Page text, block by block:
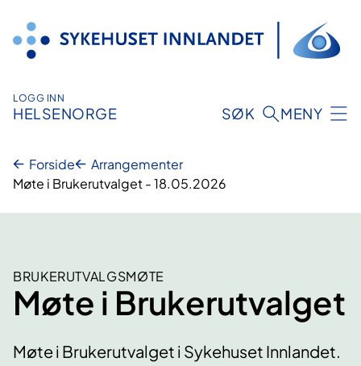
innhold
LOGG INN
HELSENORGE SØK MENY
Forside
Arrangementer
Møte i Brukerutvalget - 18.05.2026
BRUKERUTVALGSMØTE
Møte i Brukerutvalget
Møte i Brukerutvalget i Sykehuset Innlandet.